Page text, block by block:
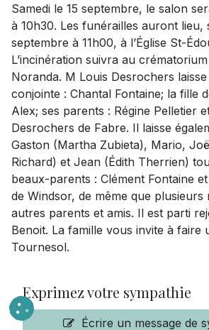
Samedi le 15 septembre, le salon
à 10h30. Les funérailles auront lieu,
septembre à 11h00, à l’Église St-
L’incinération suivra au
Noranda. M Louis Desrochers
conjointe : Chantal Fontaine; la fille
Alex; ses parents : Régine Pelletier
Desrochers de Fabre. Il laisse
Gaston (Martha Zubieta), Mario,
Richard) et Jean (Édith Therrien)
beaux-parents : Clément Fontaine
de Windsor, de même que plusieurs
autres parents et amis. Il est parti
Benoit. La famille vous invite à faire
Tournesol.
Exprimez votre sympathie
Écrire un message de